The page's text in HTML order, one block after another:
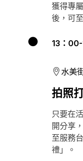
獲得專
後，可
13：
水美
拍照
只要在
開分享
至服務
禮」。